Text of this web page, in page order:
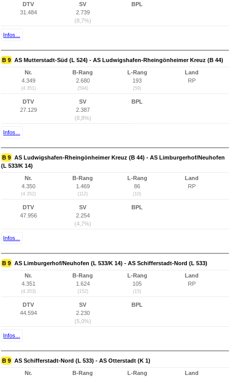
DTV
31.484
SV
2.739
(8,7%)
BPL
Infos...
B 9 AS Mutterstadt-Süd (L 524) - AS Ludwigshafen-Rheingönheimer Kreuz (B 44)
Nr.
4.349
(4.351)
B-Rang
2.680
(594)
L-Rang
193
(59)
Land
RP
DTV
27.129
SV
2.387
(8,8%)
BPL
Infos...
B 9 AS Ludwigshafen-Rheingönheimer Kreuz (B 44) - AS Limburgerhof/Neuhofen
(L 533/K 14)
Nr.
4.350
(4.352)
B-Rang
1.469
(112)
L-Rang
86
(10)
Land
RP
DTV
47.956
SV
2.254
(4,7%)
BPL
Infos...
B 9 AS Limburgerhof/Neuhofen (L 533/K 14) - AS Schifferstadt-Nord (L 533)
Nr.
4.351
(4.353)
B-Rang
1.624
(152)
L-Rang
105
(15)
Land
RP
DTV
44.594
SV
2.230
(5,0%)
BPL
Infos...
B 9 AS Schifferstadt-Nord (L 533) - AS Otterstadt (K 1)
Nr.
B-Rang
L-Rang
Land